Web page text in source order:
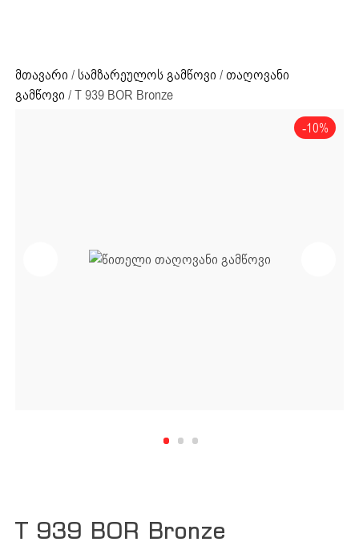
მთავარი / სამზარეულოს გამწოვი /თაღოვანი
გამწოვი / T 939 BOR Bronze
-10%
T 939 BOR Bronze